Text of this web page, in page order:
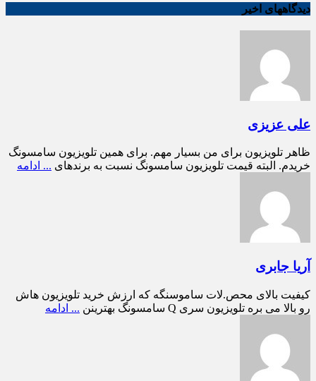
دیدگاههای اخیر
علی عزیزی
ظاهر تلویزیون برای من بسیار مهم. برای همین تلویزیون سامسونگ
خریدم. البته قیمت تلویزیون سامسونگ نسبت به برندهای ... ادامه
آریا جابری
کیفیت بالای محص.لات ساموسنگه که ارزش خرید تلویزیون هاش
رو بالا می بره تلویزیون سری Q سامسونگ بهترینن
... ادامه